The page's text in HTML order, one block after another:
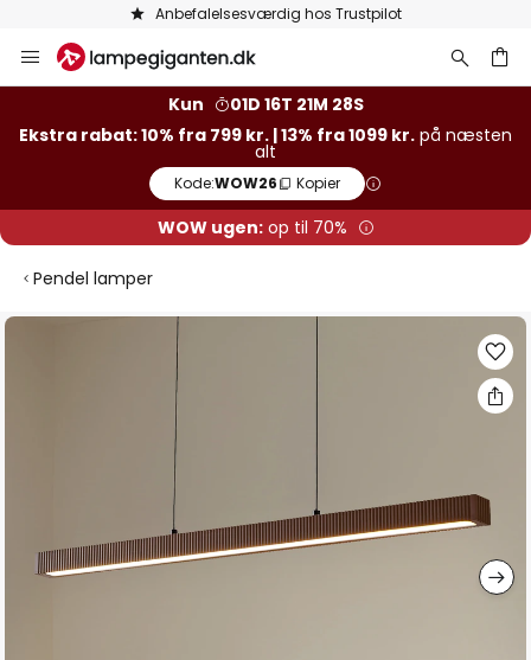
Anbefalelsesværdig hos Trustpilot
to
Kun
01D 16T 21M 27S
Ekstra rabat: 10% fra 799 kr. | 13% fra 1099 kr. på næsten
alt
Kode:WOW26 Kopier
WOW ugen:op til 70%
Pendel lamper
Gå